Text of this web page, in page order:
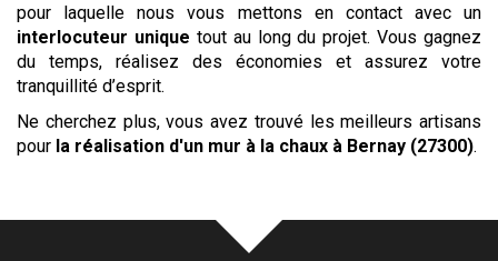
pour laquelle nous vous mettons en contact avec un
interlocuteur unique tout au long du projet. Vous gagnez
du temps, réalisez des économies et assurez votre
tranquillité d’esprit.
Ne cherchez plus, vous avez trouvé les meilleurs artisans
pour la réalisation d'un mur à la chaux à Bernay (27300).